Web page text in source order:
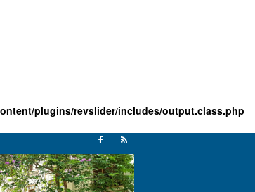
plugins/revslider/includes/output.class.php